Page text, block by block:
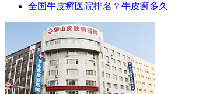
全国牛皮癣医院排名？牛皮癣多久